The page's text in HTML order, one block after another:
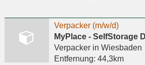
Verpacker (m/w/d)
Verpackerin Wiesbaden
Entfernung: 44,3km